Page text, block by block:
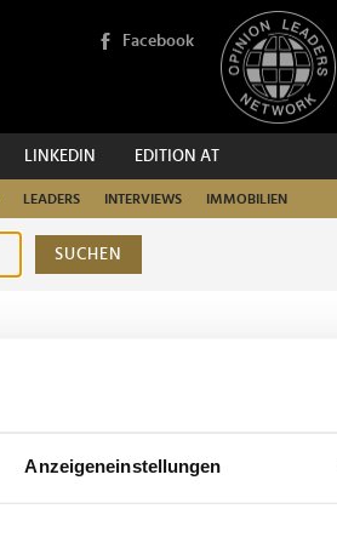
Anzeigeneinstellungen
Facebook
LINKEDIN EDITION AT
LEADERS INTERVIEWS IMMOBILIEN
SUCHEN